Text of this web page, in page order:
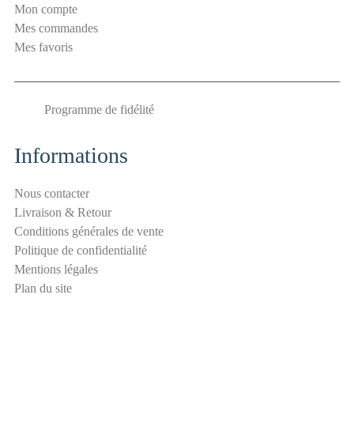
a
n
t
a
S
é
c
u
r
i
Mon compte
Mes commandes
Mes favoris
Programme de fidélité
Informations
Nous contacter
Livraison & Retour
Conditions générales de vente
Politique de confidentialité
Mentions légales
Plan du site